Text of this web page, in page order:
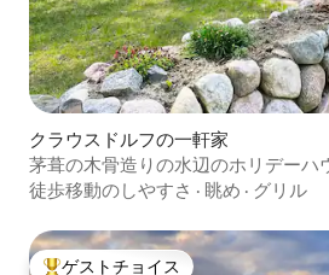
クラウスドルフの一軒家
茅葺の木骨造りの水辺のホリデーハ
徒歩移動のしやすさ · 眺め · グリル
ゲストチョイス